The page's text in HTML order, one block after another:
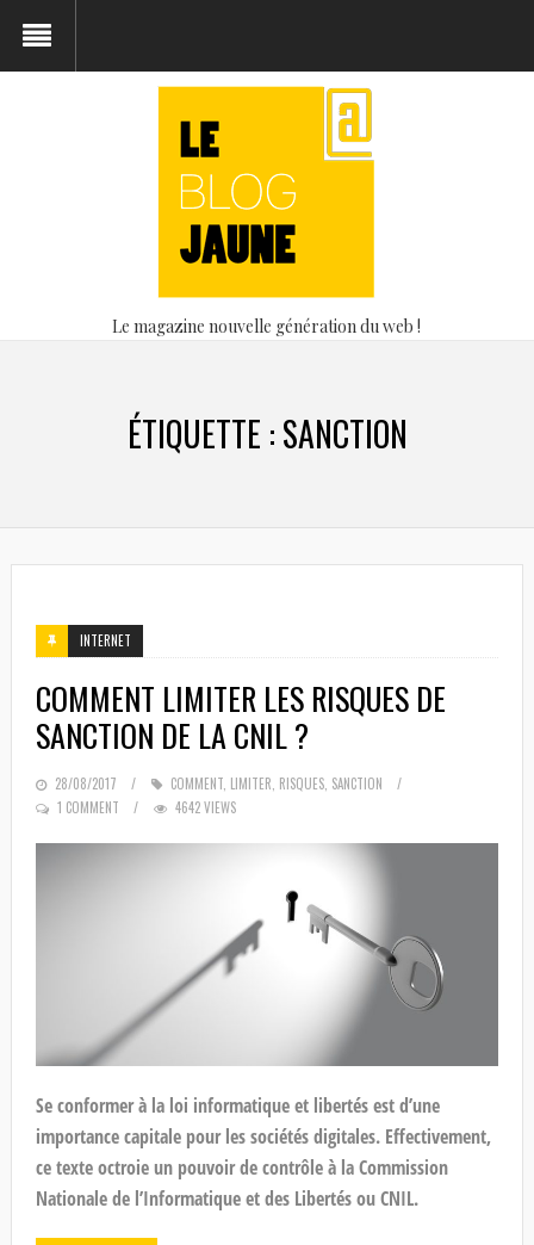
Le magazine nouvelle génération du web !
ÉTIQUETTE :SANCTION
INTERNET
COMMENT LIMITER LES RISQUES DE
SANCTION DE LA CNIL ?
POSTED
ON
28/08/2017 COMMENT, LIMITER RISQUES, SANCTION
1 COMMENT
4642 VIEWS
Se conformer à la loi informatique et libertés est d’une
importance capitale pour les sociétés digitales. Effectivement,
ce texte octroie un pouvoir de contrôle à la Commission
Nationale de l’Informatique et des Libertés ou CNIL.